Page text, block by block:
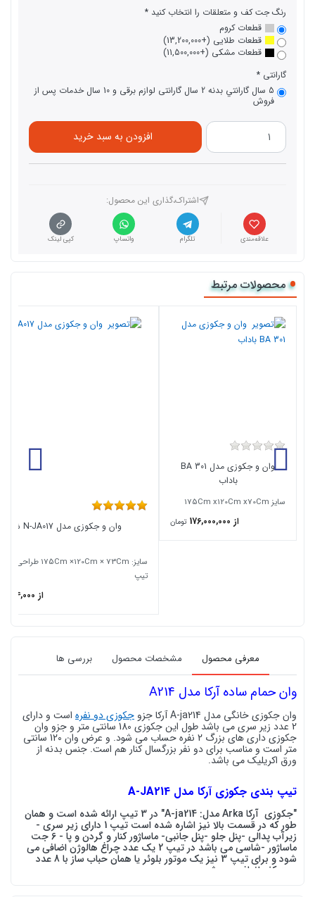
رنگ جت کف و متعلقات را انتخاب کنید
قطعات کروم
قطعات طلایی (+13,200,000)
قطعات مشکی (+11,500,000)
گارانتی
5 سال گارانتي بدنه 2 سال گارانتی لوازم برقی و 10 سال خدمات پس از
فروش
افزودن به سبد خرید
اشتراک،گذاری این محصول‌:
علاقه‌مندی تلگرام واتساپ کپی لینک
محصولات مرتبط
وان و جکوزی مدل 301 BA
باداب
سایز 175Cm x120Cm x70Cm
از 176,000,000 تومان وان و جکوزی مدل N-JA017 شاینی
تیپ
از 154,964,000
معرفی محصول مشخصات محصول بررسی ها
وان حمام ساده آرکا مدل A214
وان جکوزی خانگی مدل A-ja214 آرکا جزو جکوزی دو نفره است و دارای
2 عدد زیر سری می باشد طول این جکوزی 180 سانتی متر و جزو وان
جکوزی داری های بزرگ 2 نفره حساب می شود. و عرض وان 120 سانتی
متر است و مناسب برای دو نفر بزرگسال کنار هم است. جنس بدنه از
ورق اکریلیک می باشد.
تیپ بندی جکوزی آرکا مدل A-JA214
"جکوزی آرکا Arka مدل: A-ja214" در 3 تیپ ارائه شده است و همان
طور که در قسمت بالا نیز اشاره شده است تیپ 1 دارای زیر سری -
زیرآب پدالی -پنل جلو -پنل جانبی- ماساژور کنار و گردن و پا - 6 جت
ماساژور -شاسی می باشد در تیپ 2 یک عدد چراغ هالوژن اضافی می
شود و برای تیپ 3 نیز یک موتور بلوئر یا همان حباب ساز با 8 عدد
جت کف اضافی می شود.